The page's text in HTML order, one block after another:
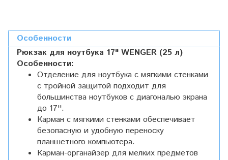
Особенности
Рюкзак для ноутбука 17" WENGER (25 л)
Особенности:
Отделение для ноутбука с мягкими стенками
c тройной защитой подходит для
большинства ноутбуков с диагональю экрана
до 17''.
Карман с мягкими стенками обеспечивает
безопасную и удобную переноску
планшетного компьютера.
Карман-органайзер для мелких предметов